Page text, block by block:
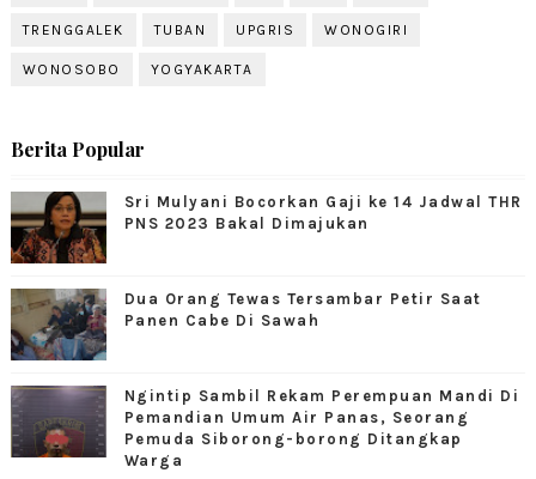
TRENGGALEK TUBAN UPGRIS WONOGIRI
WONOSOBO YOGYAKARTA
Berita Popular
Sri Mulyani Bocorkan Gaji ke 14 Jadwal THR
PNS 2023 Bakal Dimajukan
Dua Orang Tewas Tersambar Petir Saat
Panen Cabe Di Sawah
Ngintip Sambil Rekam Perempuan Mandi Di
Pemandian Umum Air Panas, Seorang
Pemuda Siborong-borong Ditangkap
Warga